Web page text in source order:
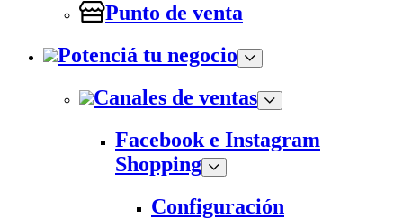
Punto de venta
Potenciá tu negocio
Canales de ventas
Facebook e Instagram
Shopping
Configuración